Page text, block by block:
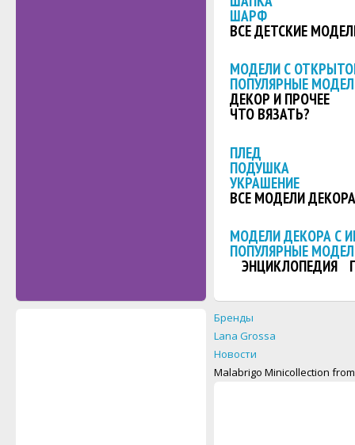
ШАРФ
ВСЕ ДЕТСКИЕ
МОДЕЛИ С
ПОПУЛЯРНЫЕ
ДЕКОР И ПРОЧЕЕ
ЧТО ВЯЗАТЬ?
ПЛЕД
ПОДУШКА
УКРАШЕНИЕ
ВСЕ МОДЕЛИ ДЕКОРА
МОДЕЛИ ДЕКОРА С
ПОПУЛЯРНЫЕ
ЭНЦИКЛОПЕДИЯ
Бренды
Lana Grossa
Новости
Malabrigo Minicollection